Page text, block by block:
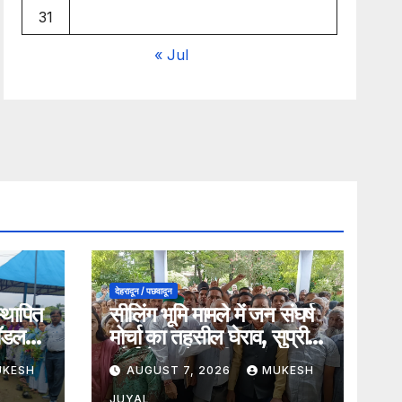
31
« Jul
बल
देहरादून / पछवादून
सीलिंग भूमि मामले में जन संघर्ष
मोर्चा का तहसील घेराव, सुप्रीम
कोर्ट के आदेश की अवहेलना का
लगाया आरोप
AUGUST 7, 2026 MUKESH
JUYAL